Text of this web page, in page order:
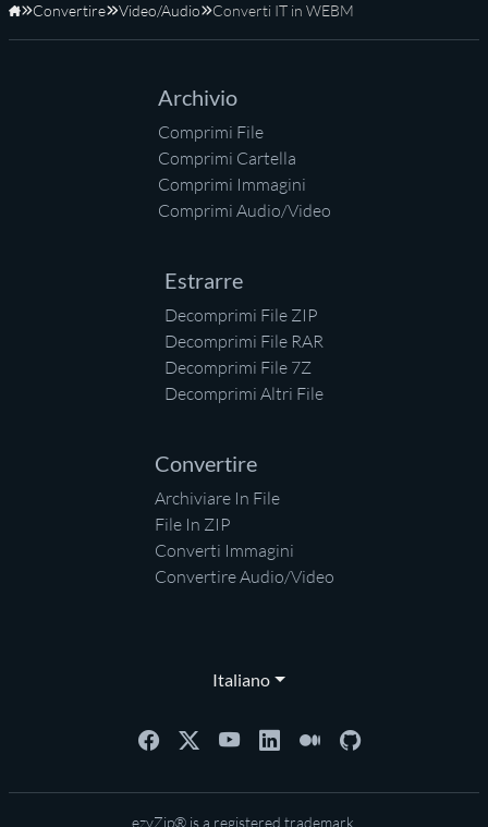
Home
Convertire Video/Audio Converti IT in WEBM
Archivio
Comprimi File
Comprimi Cartella
Comprimi Immagini
Comprimi Audio/Video
Estrarre
Decomprimi File ZIP
Decomprimi File RAR
Decomprimi File 7Z
Decomprimi Altri File
Convertire
Archiviare In File
File In ZIP
Converti Immagini
Convertire Audio/Video
Italiano
ezyZip® is a registered trademark.